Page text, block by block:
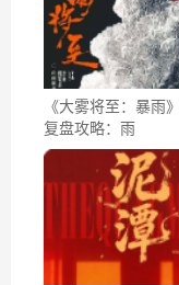
《大雾将至：暴雨
复盘攻略：雨